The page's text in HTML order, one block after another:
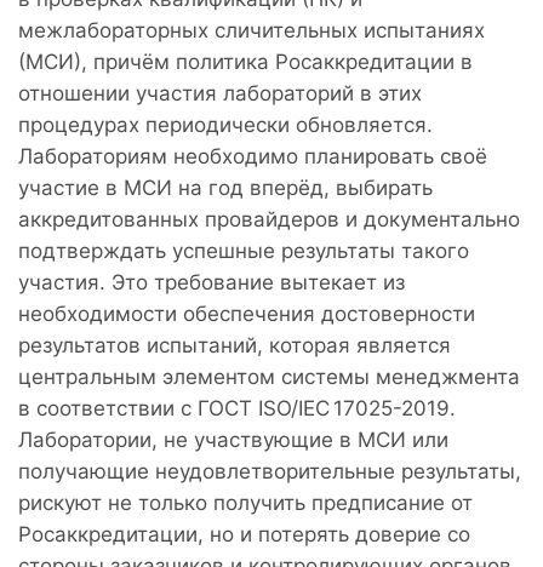
межлабораторных сличительных испытаниях
(МСИ), причём политика Росаккредитации в
отношении участия лабораторий в этих
процедурах периодически обновляется.
Лабораториям необходимо планировать своё
участие в МСИ на год вперёд, выбирать
аккредитованных провайдеров и документально
подтверждать успешные результаты такого
участия. Это требование вытекает из
необходимости обеспечения достоверности
результатов испытаний, которая является
центральным элементом системы менеджмента
в соответствии с ГОСТ ISO/IEC 17025-2019.
Лаборатории, не участвующие в МСИ или
получающие неудовлетворительные результаты,
рискуют не только получить предписание от
Росаккредитации, но и потерять доверие со